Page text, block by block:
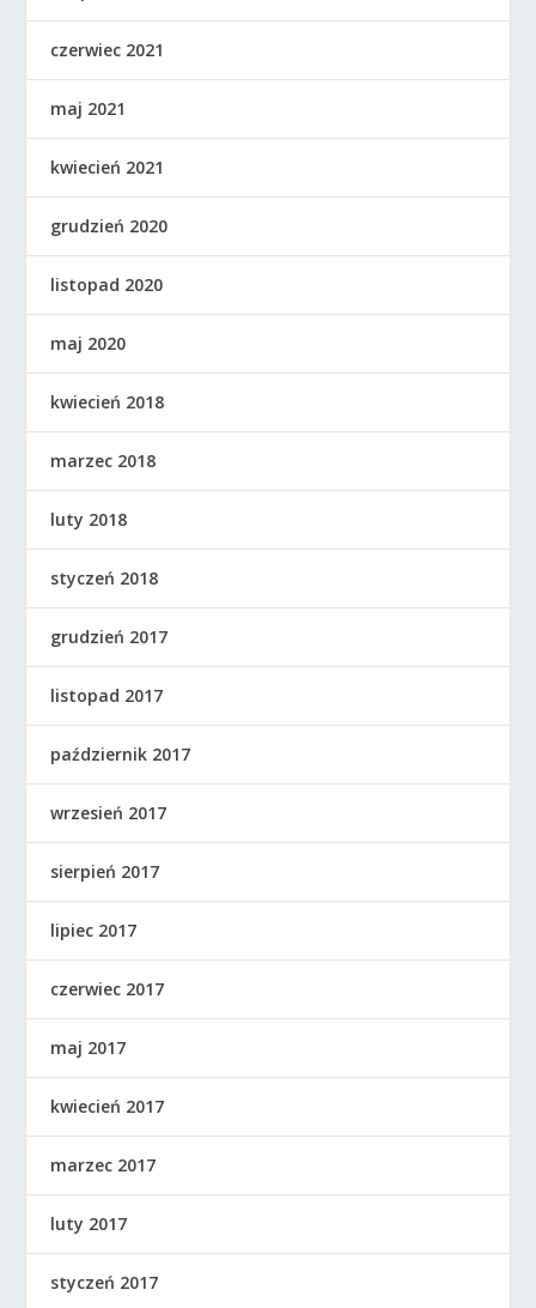
czerwiec 2021
maj 2021
kwiecień 2021
grudzień 2020
listopad 2020
maj 2020
kwiecień 2018
marzec 2018
luty 2018
styczeń 2018
grudzień 2017
listopad 2017
październik 2017
wrzesień 2017
sierpień 2017
lipiec 2017
czerwiec 2017
maj 2017
kwiecień 2017
marzec 2017
luty 2017
styczeń 2017